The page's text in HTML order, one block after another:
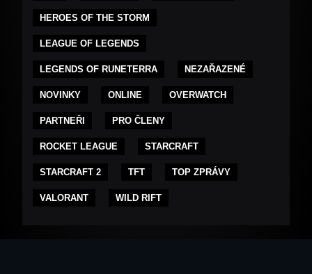
HEROES OF THE STORM
LEAGUE OF LEGENDS
LEGENDS OF RUNETERRA NEZAŘAZENÉ
NOVINKY ONLINE OVERWATCH
PARTNEŘI PRO ČLENY
ROCKET LEAGUE STARCRAFT
STARCRAFT 2 TFT TOP ZPRÁVY
VALORANT WILD RIFT